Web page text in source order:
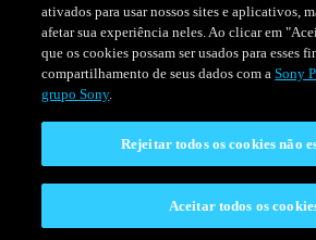
PROGRAMAÇÃO EVENTOS
CONECTAR
Entre em Contato
LEGAL
ativados para usar nossos sites e aplicativos,
afetar sua experiência neles. Ao clicar em
que os cookies possam ser usados para esses
compartilhamento de seus dados com aSony
grupo Sony.
Rejeitar todos os cookies não
Aceitar todos os